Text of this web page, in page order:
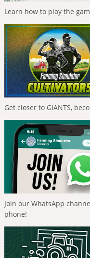
Learn how to play the
Get closer to GIANTS,
Join our WhatsApp
phone!